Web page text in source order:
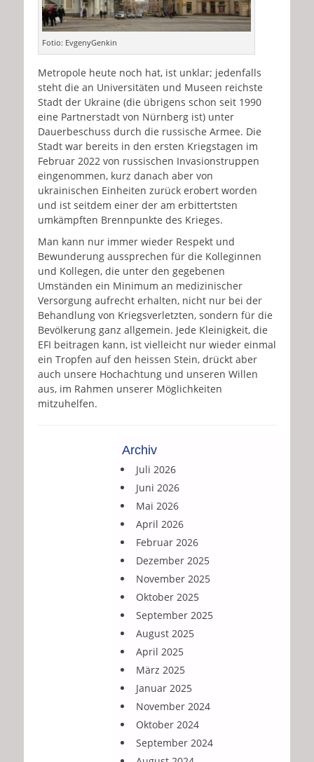
Fotio: EvgenyGenkin
Metropole heute noch hat, ist unklar; jedenfalls
steht die an Universitäten und Museen reichste
Stadt der Ukraine (die übrigens schon seit 1990
eine Partnerstadt von Nürnberg ist) unter
Dauerbeschuss durch die russische Armee. Die
Stadt war bereits in den ersten Kriegstagen im
Februar 2022 von russischen Invasionstruppen
eingenommen, kurz danach aber von
ukrainischen Einheiten zurück erobert worden
und ist seitdem einer der am erbittertsten
umkämpften Brennpunkte des Krieges.
Man kann nur immer wieder Respekt und
Bewunderung aussprechen für die Kolleginnen
und Kollegen, die unter den gegebenen
Umständen ein Minimum an medizinischer
Versorgung aufrecht erhalten, nicht nur bei der
Behandlung von Kriegsverletzten, sondern für die
Bevölkerung ganz allgemein. Jede Kleinigkeit, die
EFI beitragen kann, ist vielleicht nur wieder einmal
ein Tropfen auf den heissen Stein, drückt aber
auch unsere Hochachtung und unseren Willen
aus, im Rahmen unserer Möglichkeiten
mitzuhelfen.
Archiv
Juli 2026
Juni 2026
Mai 2026
April 2026
Februar 2026
Dezember 2025
November 2025
Oktober 2025
September 2025
August 2025
April 2025
März 2025
Januar 2025
November 2024
Oktober 2024
September 2024